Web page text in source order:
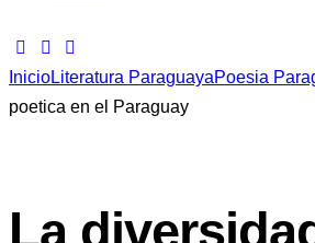
InicioLiteratura ParaguayaPoesia
poetica en el Paraguay
La